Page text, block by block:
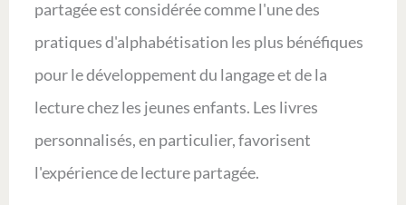
partagée est considérée comme l'une des
pratiques d'alphabétisation les plus bénéfiques
pour le développement du langage et de la
lecture chez les jeunes enfants. Les livres
personnalisés, en particulier, favorisent
l'expérience de lecture partagée.